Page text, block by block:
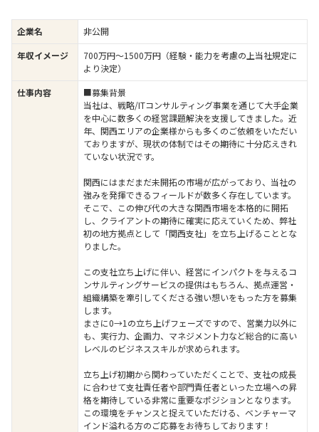
企業名
非公開
年収イメージ
700万円〜1500万円（経験・能力を考慮の上当社規定に
より決定）
仕事内容
■募集背景
当社は、戦略/ITコンサルティング事業を通じて大手企業
を中心に数多くの経営課題解決を支援してきました。近
年、関西エリアの企業様からも多くのご依頼をいただい
ておりますが、現状の体制ではその期待に十分応えきれ
ていない状況です。
関西にはまだまだ未開拓の市場が広がっており、当社の
強みを発揮できるフィールドが数多く存在しています。
そこで、この伸び代の大きな関西市場を本格的に開拓
し、クライアントの期待に確実に応えていくため、弊社
初の地方拠点として「関西支社」を立ち上げることとな
りました。
この支社立ち上げに伴い、経営にインパクトを与えるコ
ンサルティングサービスの提供はもちろん、拠点運営・
組織構築を牽引してくださる強い想いをもった方を募集
します。
まさに0→1の立ち上げフェーズですので、営業力以外に
も、実行力、企画力、マネジメント力など総合的に高い
レベルのビジネススキルが求められます。
立ち上げ初期から関わっていただくことで、支社の成長
に合わせて支社責任者や部門責任者といった立場への昇
格を期待している非常に重要なポジションとなります。
この環境をチャンスと捉えていただける、ベンチャーマ
インド溢れる方のご応募をお待ちしております！